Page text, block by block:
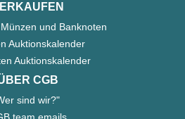
und Banknoten
Auktionskalender
Auktionskalender
CGB
sind wir?"